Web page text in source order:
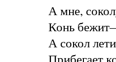
А мне,
Конь
А сокол
Прибегает